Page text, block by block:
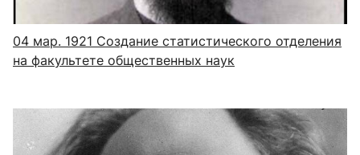
04 мар. 1921 Создание статистического отделения
на факультете общественных наук